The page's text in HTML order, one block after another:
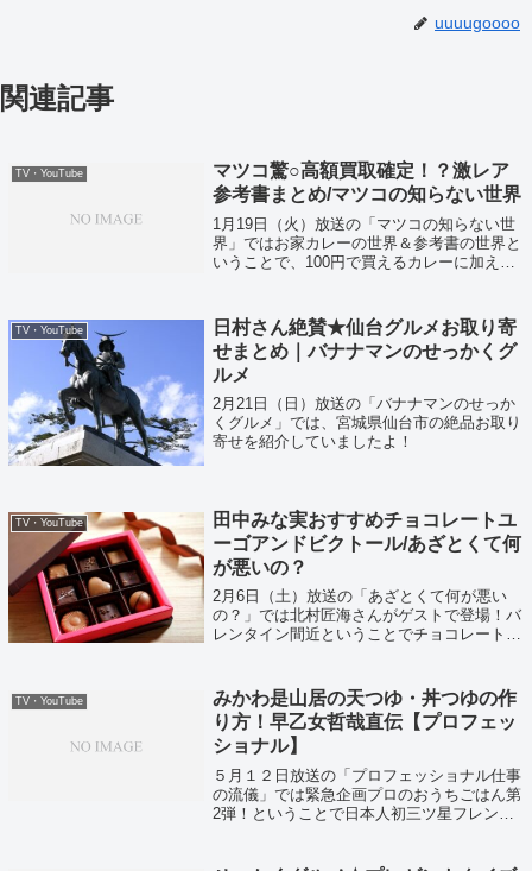
uuuugoooo
関連記事
TV・YouTube
マツコ驚○高額買取確定！？激レア
参考書まとめ/マツコの知らない世界
1月19日（火）放送の「マツコの知らない世
界」ではお家カレーの世界＆参考書の世界と
いうことで、100円で買えるカレーに加える
TV・YouTube
日村さん絶賛★仙台グルメお取り寄
せまとめ｜バナナマンのせっかくグ
ルメ
2月21日（日）放送の「バナナマンのせっか
くグルメ」では、宮城県仙台市の絶品お取り
寄せを紹介していましたよ！
TV・YouTube
田中みな実おすすめチョコレートユ
ーゴアンドビクトール/あざとくて何
が悪いの？
2月6日（土）放送の「あざとくて何が悪い
の？」では北村匠海さんがゲストで登場！バ
レンタイン間近ということでチョコレート渡
TV・YouTube
みかわ是山居の天つゆ・丼つゆの作
り方！早乙女哲哉直伝【プロフェッ
ショナル】
５月１２日放送の「プロフェッショナル仕事
の流儀」では緊急企画プロのおうちごはん第
2弾！ということで日本人初三ツ星フレンチ